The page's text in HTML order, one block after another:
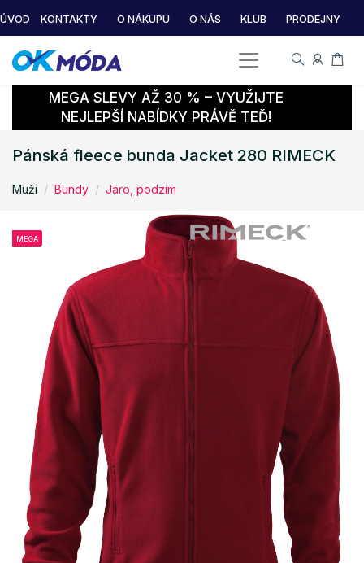
ÚVOD KONTAKTY O NÁKUPU O NÁS KLUB PRODEJNY
MEGA SLEVY AŽ 30 % – VYUŽIJTE
NEJLEPŠÍ NABÍDKY PRÁVĚ TEĎ!
Pánská fleece bunda Jacket 280 RIMECK
Muži Bundy Jaro, podzim
MEGA